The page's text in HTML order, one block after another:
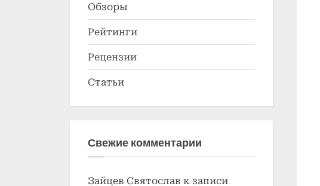
Обзоры
Рейтинги
Рецензии
Статьи
Свежие комментарии
Зайцев Святослав к записи